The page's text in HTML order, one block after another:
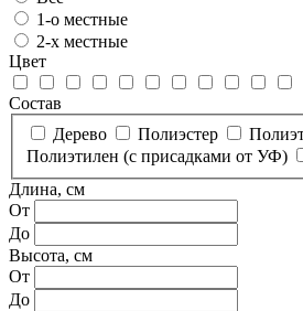
1-о местные
2-х местные
Цвет
Состав
Дерево
Полиэстер
Полиэтилен (с присадками от УФ)
Длина, см
От
До
Высота, см
От
До